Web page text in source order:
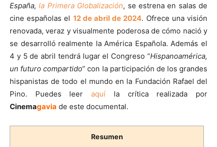
España,la Primera Globalización, se estrena en salas de
cine españolas el 12 de abril de 2024. Ofrece una visión
renovada, veraz y visualmente poderosa de cómo nació y
se desarrolló realmente la América Española. Además el
4 y 5 de abril tendrá lugar el Congreso “Hispanoamérica,
un futuro compartido” con la participación de los grandes
hispanistas de todo el mundo en la Fundación Rafael del
Pino. Puedes leeraquí la crítica realizada por
Cinemagavia de este documental.
Resumen